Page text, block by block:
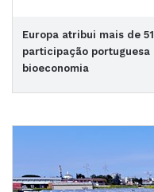
Europa atribui mais de
participação
bioeconomia